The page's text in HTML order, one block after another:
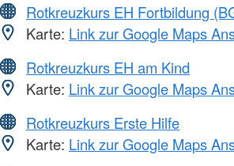
Rotkreuzkurs EH Fortbildung
Karte: Link zur Google Maps
Rotkreuzkurs EH am Kind
Karte: Link zur Google Maps
Rotkreuzkurs Erste Hilfe
Karte: Link zur Google Maps